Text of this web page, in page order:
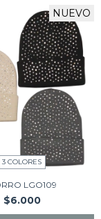
NUEVO
3 COLORES
LGO109
$6.000